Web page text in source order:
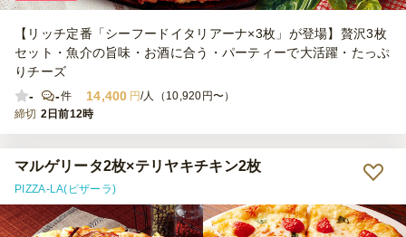
【リッチ定番「シーフードイタリアーナ×3枚」が登場】贅沢3枚
セット・魚介の旨味・お酒に合う・パーティーで大活躍・たっぷ
りチーズ
-
-件 14,400 円/人（10,920円〜）
締切 2日前12時
マルゲリータ2枚×テリヤキチキン2枚
PIZZA-LA(ピザーラ)